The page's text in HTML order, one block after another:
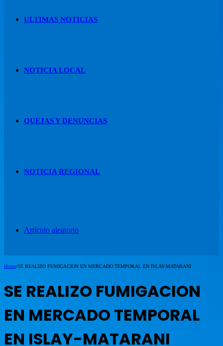
ULTIMAS NOTICIAS
NOTICIA LOCAL
QUEJAS Y DENUNCIAS
NOTICIA REGIONAL
Artículo aleatorio
Home/SE REALIZO FUMIGACION EN MERCADO TEMPORAL EN ISLAY-MATARANI
SE REALIZO FUMIGACION
EN MERCADO TEMPORAL
EN ISLAY-MATARANI